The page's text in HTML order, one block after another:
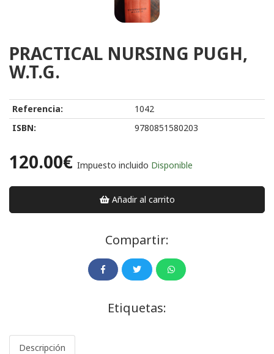
PRACTICAL NURSING PUGH,
W.T.G.
Referencia:
1042
ISBN:
9780851580203
120.00€ Impuesto incluido Disponible
Añadir al carrito
Compartir:
Etiquetas:
Descripción